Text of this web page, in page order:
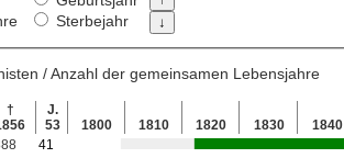
Sterbejahr
/ Anzahl der gemeinsamen Lebensjahre
†
J.
53
1800 1810 1820 1830 1840
41